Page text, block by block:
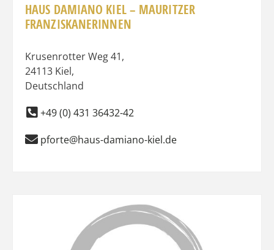
HAUS DAMIANO KIEL – MAURITZER
FRANZISKANERINNEN
Krusenrotter Weg 41,
24113 Kiel,
Deutschland
+49 (0) 431 36432-42
pforte@haus-damiano-kiel.de